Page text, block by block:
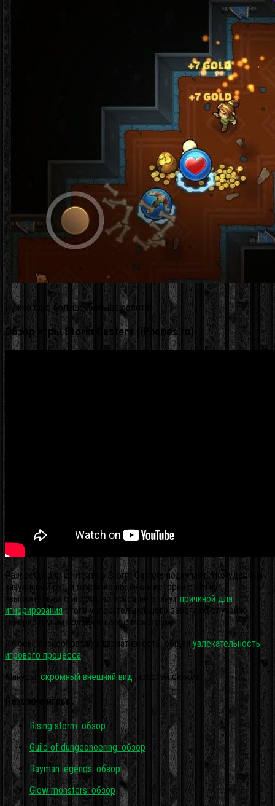
Нужно еще больше, больше золота!
Обзор игры Storm Casters (iPhones.ru)
Разнообразие контента в Storm Casters подкупает. Немудреный
визуальный ряд и отвратно поданная история отпугнут
взыскательного игрока, но вовсе не станут причиной для
игнорированияэтого увлекательнейшего забега по случайно
генерируемым подземельям с монстрами.
Плюсы: разнообразие и вариативность; общаяувлекательность
игрового процесса.
Минусы: скромный внешний вид ; простой сюжет.
Похожие игры…
Rising storm: обзор
Guild of dungeoneering: обзор
Rayman legends: обзор
Glow monsters: обзор